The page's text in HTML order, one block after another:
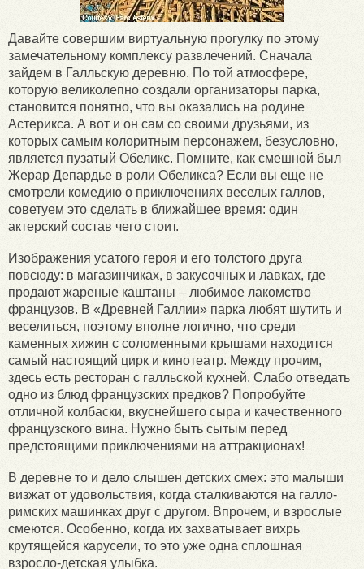
Давайте совершим виртуальную прогулку по этому
замечательному комплексу развлечений. Сначала
зайдем в Галльскую деревню. По той атмосфере,
которую великолепно создали организаторы парка,
становится понятно, что вы оказались на родине
Астерикса. А вот и он сам со своими друзьями, из
которых самым колоритным персонажем, безусловно,
является пузатый Обеликс. Помните, как смешной был
Жерар Депардье в роли Обеликса? Если вы еще не
смотрели комедию о приключениях веселых галлов,
советуем это сделать в ближайшее время: один
актерский состав чего стоит.
Изображения усатого героя и его толстого друга
повсюду: в магазинчиках, в закусочных и лавках, где
продают жареные каштаны – любимое лакомство
французов. В «Древней Галлии» парка любят шутить и
веселиться, поэтому вполне логично, что среди
каменных хижин с соломенными крышами находится
самый настоящий цирк и кинотеатр. Между прочим,
здесь есть ресторан с галльской кухней. Слабо отведать
одно из блюд французских предков? Попробуйте
отличной колбаски, вкуснейшего сыра и качественного
французского вина. Нужно быть сытым перед
предстоящими приключениями на аттракционах!
В деревне то и дело слышен детских смех: это малыши
визжат от удовольствия, когда сталкиваются на галло-
римских машинках друг с другом. Впрочем, и взрослые
смеются. Особенно, когда их захватывает вихрь
крутящейся карусели, то это уже одна сплошная
взросло-детская улыбка.